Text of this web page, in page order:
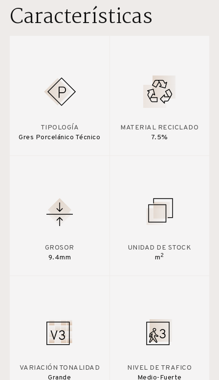
Características
TIPOLOGÍA
Gres Porcelánico Técnico
MATERIAL RECICLADO
7.5%
GROSOR
9.4mm
UNIDAD DE STOCK
m2
VARIACIÓN TONALIDAD
Grande
NIVEL DE TRAFICO
Medio-Fuerte